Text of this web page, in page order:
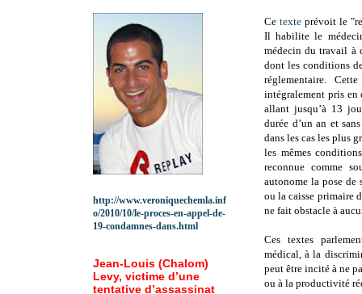
Ce texteprévoit le
Il habilite le
médecin du travail à
dont les conditions
réglementaire.
intégralement pris en
allant jusqu’à 13
durée d’un an et
dans les cas les plus
les mêmes
reconnue comme
autonome la pose
ou la caisse primaire
ne fait obstacle à
Ces textes
médical, à la
peut être incité à ne
ou à la productivité
http://www.veroniquechemla.inf
o/2010/10/le-proces-en-appel-de-
19-condamnes-dans.html
Jean-Louis (Chalom)
Levy, victime d’une
tentative d’assassinat